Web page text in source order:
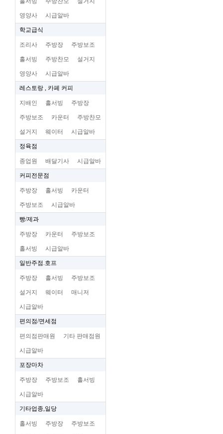
영양사 시급알바
학교급식
조리사 주방장 주방보조
홀서빙 주방찬모 설거지
영양사 시급알바
레스토랑 , 카페 커피
지배인 홀서빙 주방장
주방보조 카운터 주방찬모
설거지 웨이터 시급알바
정육점
종업원 배달기사 시급알바
커피전문점
주방장 홀서빙 카운터
주방보조 시급알바
빵/제과
주방장 카운터 주방보조
홀서빙 시급알바
일반주점.호프
주방장 홀서빙 주방보조
설거지 웨이터 매니저
시급알바
편의점/면세점
편의점판매원 기타 판매점원
시급알바
포장마차
주방장 주방보조 홀서빙
시급알바
기타업종,일당
홀서빙 주방장 주방보조